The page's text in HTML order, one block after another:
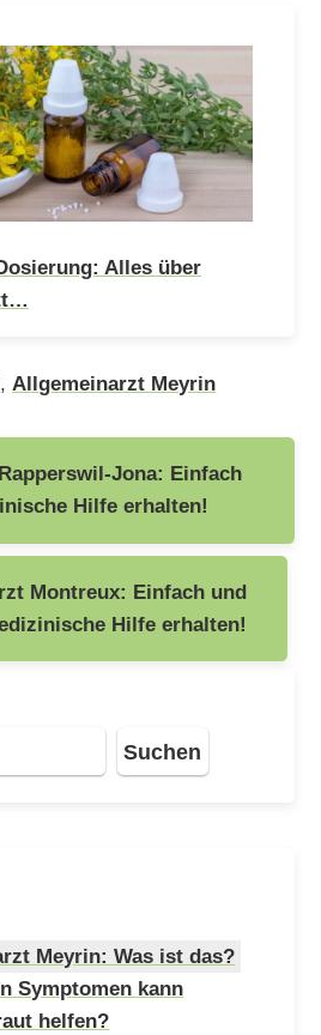
Alles über
, Allgemeinarzt Meyrin
Jona: Einfach
Hilfe erhalten!
Montreux: Einfach und
Hilfe erhalten!
Suchen
Meyrin: Was ist das?
Symptomen kann
helfen?